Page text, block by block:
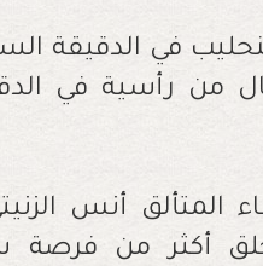
في الدقيقة
المتألق أنس
أكثر من فرصة